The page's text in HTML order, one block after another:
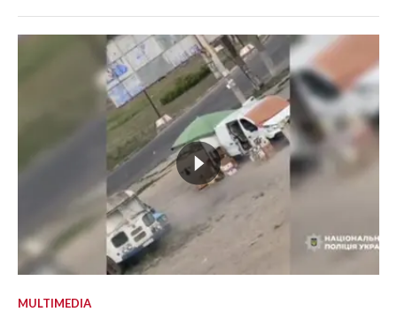
MULTIMEDIA